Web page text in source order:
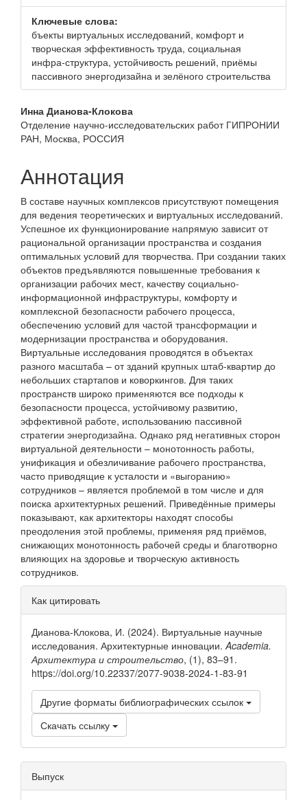
Ключевые слова:
бъекты виртуальных исследований, комфорт и
творческая эффективность труда, социальная
инфра-структура, устойчивость решений, приёмы
пассивного энергодизайна и зелёного строительства
Основное
содержимое
Инна Дианова-Клокова
Отделение научно-исследовательских работ ГИПРОНИИ
РАН, Москва, РОССИЯ
Аннотация
В составе научных комплексов присутствуют помещения
для ведения теоретических и виртуальных исследований.
Успешное их функционирование напрямую зависит от
рациональной организации пространства и создания
оптимальных условий для творчества. При создании таких
объектов предъявляются повышенные требования к
организации рабочих мест, качеству социально-
информационной инфраструктуры, комфорту и
комплексной безопасности рабочего процесса,
обеспечению условий для частой трансформации и
модернизации пространства и оборудования.
Виртуальные исследования проводятся в объектах
разного масштаба – от зданий крупных штаб-квартир до
небольших стартапов и коворкингов. Для таких
пространств широко применяются все подходы к
безопасности процесса, устойчивому развитию,
эффективной работе, использованию пассивной
стратегии энергодизайна. Однако ряд негативных сторон
виртуальной деятельности – монотонность работы,
унификация и обезличивание рабочего пространства,
часто приводящие к усталости и «выгоранию»
сотрудников – является проблемой в том числе и для
поиска архитектурных решений. Приведённые примеры
показывают, как архитекторы находят способы
преодоления этой проблемы, применяя ряд приёмов,
снижающих монотонность рабочей среды и благотворно
влияющих на здоровье и творческую активность
сотрудников.
Информация
о статье
Как цитировать
Дианова-Клокова, И. (2024). Виртуальные научные
исследования. Архитектурные инновации.Academia.
Архитектура и строительство, (1), 83–91.
https://doi.org/10.22337/2077-9038-2024-1-83-91
Другие форматы библиографических ссылок
Скачать ссылку
Выпуск